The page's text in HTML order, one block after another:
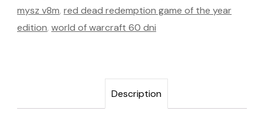
mysz v8m, red dead redemption game of the year
edition, world of warcraft 60 dni
Description